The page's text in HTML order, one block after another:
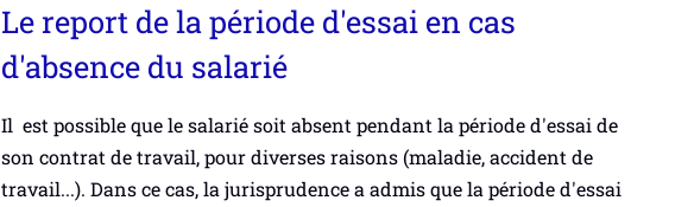
Le report de la période d'essai en cas
d'absence du salarié
Il est possible que le salarié soit absent pendant la période d'essai de
son contrat de travail, pour diverses raisons (maladie, accident de
travail...). Dans ce cas, la jurisprudence a admis que la période d'essai